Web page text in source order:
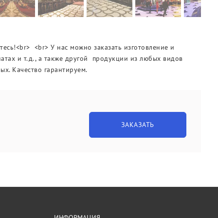
<br> У нас можно заказать изготовление и
и т.д., а также другой продукции из любых видов
Качество гарантируем.
ЗАКАЗАТЬ